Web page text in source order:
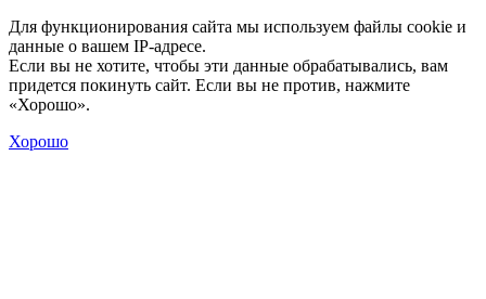
Для функционирования сайта мы используем файлы cookie и
данные о вашем IP-адресе.
Если вы не хотите, чтобы эти данные обрабатывались, вам
придется покинуть сайт. Если вы не против, нажмите
«Хорошо».
Хорошо